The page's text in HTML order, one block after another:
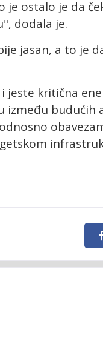
je ostalo je da
dodala je.
jasan, a to je
jeste kritična
između budućih